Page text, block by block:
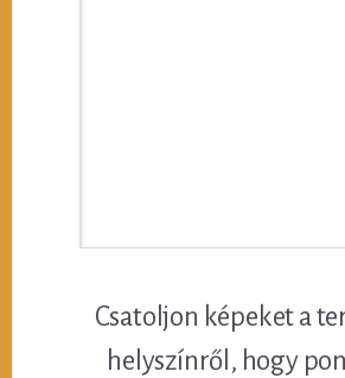
Csatoljon képeket a
helyszínről, hogy